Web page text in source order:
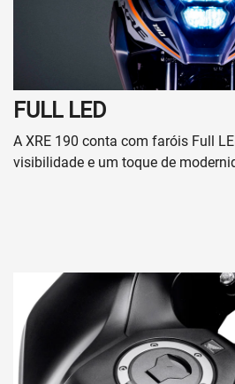
FULL LED
A XRE 190 conta com faróis Full
visibilidade e um toque de